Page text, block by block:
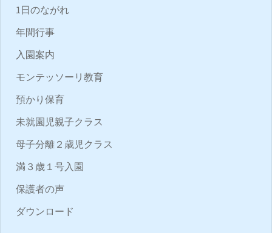
1日のながれ
年間行事
入園案内
モンテッソーリ教育
預かり保育
未就園児親子クラス
母子分離２歳児クラス
満３歳１号入園
保護者の声
ダウンロード